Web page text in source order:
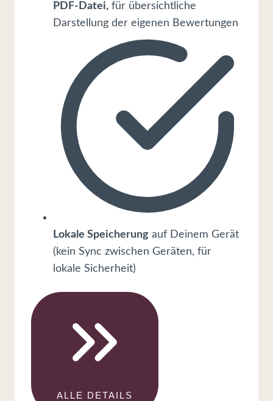
PDF-Datei, für übersichtliche
Darstellung der eigenen Bewertungen
Lokale Speicherung auf Deinem Gerät
(kein Sync zwischen Geräten, für
lokale Sicherheit)
ALLE DETAILS